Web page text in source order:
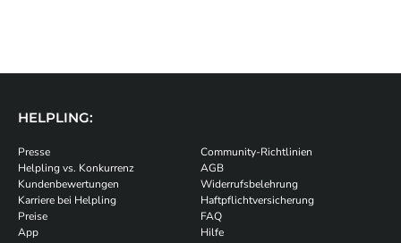
HELPLING:
Presse
Helpling vs. Konkurrenz
Kundenbewertungen
Karriere bei Helpling
Preise
App
Community-Richtlinien
AGB
Widerrufsbelehrung
Haftpflichtversicherung
FAQ
Hilfe